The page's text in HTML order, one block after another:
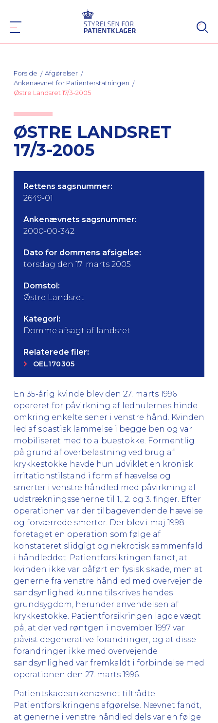
Forside
Afgørelser
Ankenævnet for Patienterstatningen
Østre Landsret 17/3-2005
ØSTRE LANDSRET
17/3-2005
Rettens sagsnummer:
2649-01
Ankenævnets sagsnummer:
2000-00-342
Dato for dommens afsigelse:
torsdag den 17. marts 2005
Domstol:
Østre Landsret
Kategori:
Domme afsagt af landsret
Relaterede filer:
OEL170305
En 35-årig kvinde blev den 27. marts 1996
opereret for påvirkning af ledhulernes hinde
omkring enkelte sener i venstre hånd. Kvinden
led af spastisk lammelse i begge ben og var
mobiliseret med to albuestokke. Formentlig
på grund af overbelastning ved brug af
krykkestokke havde hun udviklet en kronisk
irritationstilstand i form af hævelse og
smerter i venstre håndled med påvirkning af
udstrækningssenerne til 1., 2. og 3. finger. Efter
operationen var der tilbagevendende hævelse
og forværrede smerter. Der blev i maj 1998
foretaget en operation som følge af
konstateret slidgigt og nekrotisk sammenfald
i håndleddet. Patientforsikringen fandt, at
kvinden ikke var påført en fysisk skade, men at
generne fra venstre håndled med overvejende
sandsynlighed kunne tilskrives hendes
grundsygdom, herunder anvendelsen af
krykkestokke. Patientforsikringen lagde vægt
på, at der ved røntgen i november 1997 var
påvist degenerative forandringer, og at disse
forandringer ikke med overvejende
sandsynlighed var fremkaldt i forbindelse med
operationen den 27. marts 1996.
Patientskadeankenævnet tiltrådte
Patientforsikringens afgørelse. Nævnet fandt,
at generne i venstre håndled dels var en følge